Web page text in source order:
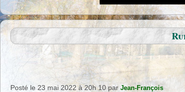
Posté le 23 mai 2022 à 20h 10par Jean-François